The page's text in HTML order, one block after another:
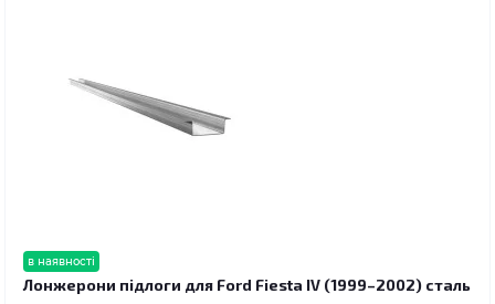
в наявності
Лонжерони підлоги для Ford Fiesta IV (1999–2002) сталь